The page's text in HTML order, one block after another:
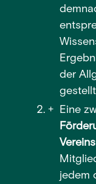
der
Eine
jedem